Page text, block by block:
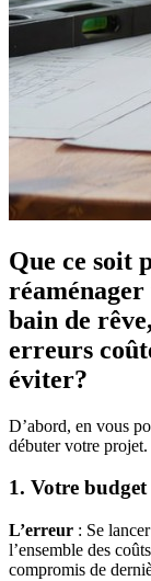
Que ce soit
réaménager
bain de
erreurs
éviter?
D’abord, en vous
débuter votre projet.
1. Votre budget
L’erreur : Se
l’ensemble des
compromis de